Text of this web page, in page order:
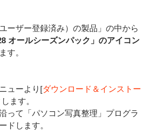
ーザー登録済み）の製品」の中から
オールシーズンパック」のアイコン
す。
ューより[ダウンロード＆インストー
ます。
って「パソコン写真整理」プログラ
ドします。